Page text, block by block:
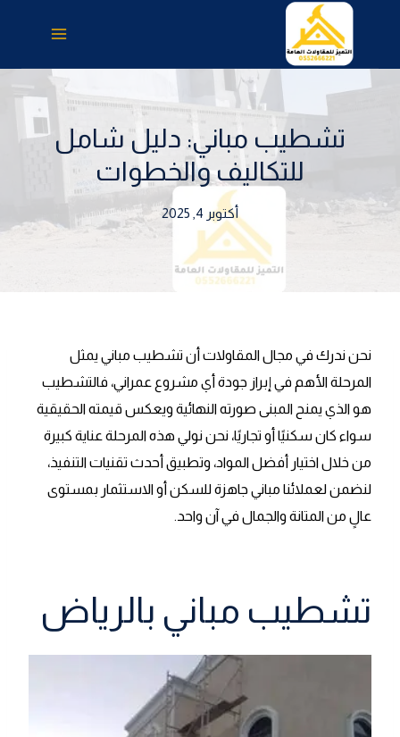
المحتوى
تشطيب مباني: دليل شامل
للتكاليف والخطوات
أكتوبر 4, 2025
نحن ندرك في مجال المقاولات أن تشطيب مباني يمثل
المرحلة الأهم في إبراز جودة أي مشروع عمراني، فالتشطيب
هو الذي يمنح المبنى صورته النهائية ويعكس قيمته الحقيقية
سواء كان سكنيًا أو تجاريًا، نحن نولي هذه المرحلة عناية كبيرة
من خلال اختيار أفضل المواد، وتطبيق أحدث تقنيات التنفيذ،
لنضمن لعملائنا مباني جاهزة للسكن أو الاستثمار بمستوى
عالٍ من المتانة والجمال في آن واحد.
تشطيب مباني بالرياض